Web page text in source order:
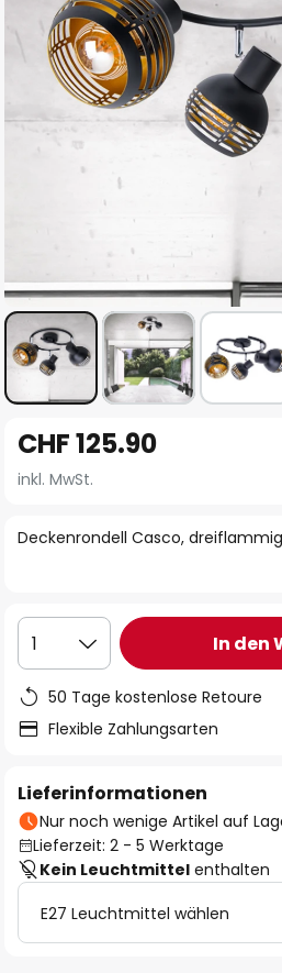
Anfang
der
springen
Deckenrondell Casco,
CHF 125.90
inkl. MwSt.
1 In den
50 Tage kostenlose Retoure
Flexible Zahlungsarten
Lieferinformationen
Nur noch wenige Artikel auf
Lieferzeit: 2 - 5 Werktage
Kein Leuchtmittel enthalten
E27 Leuchtmittel wählen